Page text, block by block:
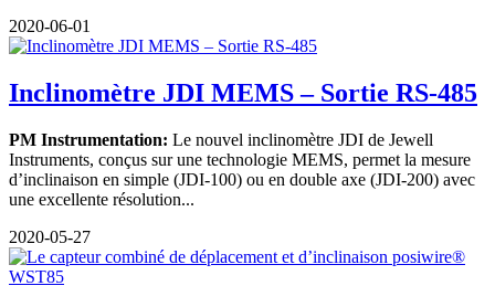
2020-06-01
Inclinomètre JDI MEMS – Sortie RS-485
PM Instrumentation: Le nouvel inclinomètre JDI de Jewell
Instruments, conçus sur une technologie MEMS, permet la mesure
d’inclinaison en simple (JDI-100) ou en double axe (JDI-200) avec
une excellente résolution...
2020-05-27